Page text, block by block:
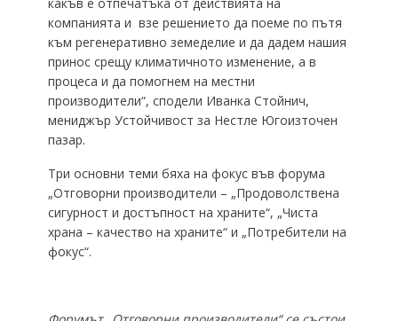
компанията и взе решението да поеме по пътя
към регенеративно земеделие и да дадем нашия
принос срещу климатичното изменение, а в
процеса и да помогнем на местни
производители“, сподели Иванка Стойнич,
мениджър Устойчивост за Нестле Югоизточен
пазар.
Три основни теми бяха на фокус във форума
„Отговорни производители – „Продоволствена
сигурност и достъпност на храните“, „Чиста
храна – качество на храните“ и „Потребители на
фокус“.